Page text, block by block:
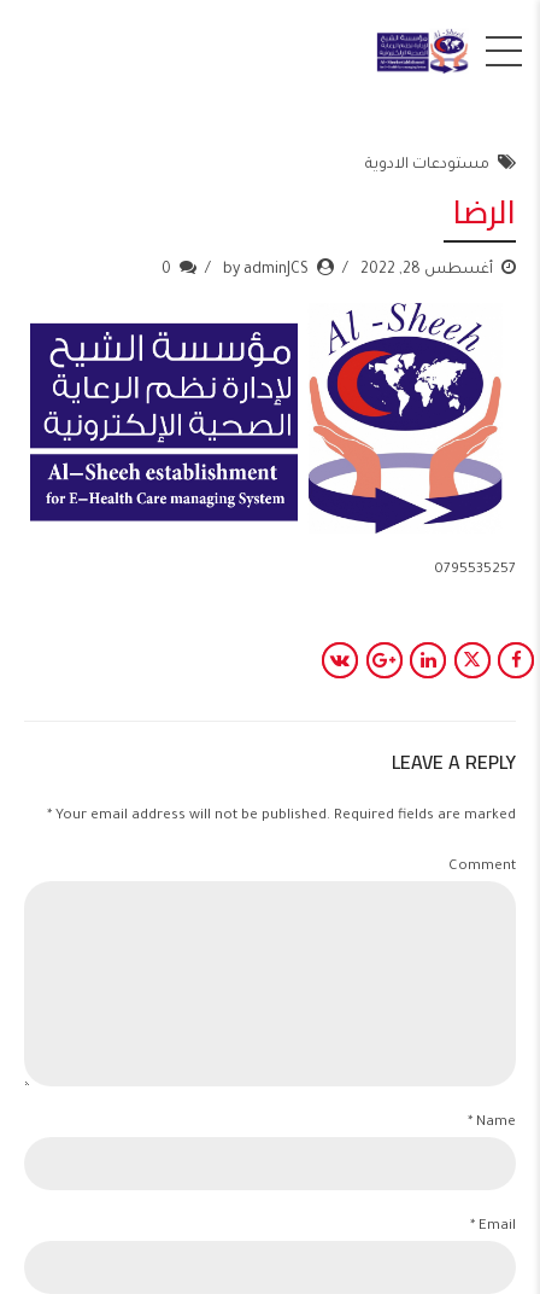
مستودعات الادوية
الرضا
أغسطس 28, 2022 by adminJCS
0
0795535257
LEAVE A REPLY
Your email address will not be published. Required fields are marked *
Comment
Name *
Email *